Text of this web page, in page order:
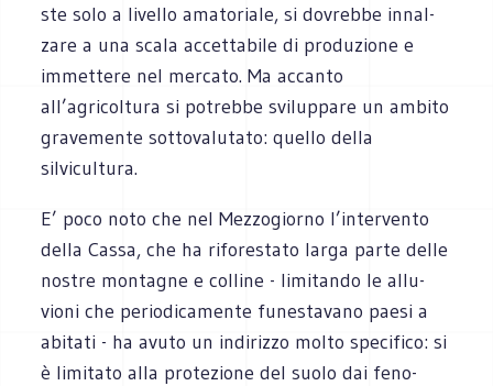
ste solo a livello ama­to­riale, si dovrebbe innal­
zare a una scala accet­ta­bile di pro­du­zione e
immet­tere nel mer­cato. Ma accanto
all’agricoltura si potrebbe svi­lup­pare un ambito
gra­ve­mente sot­to­va­lu­tato: quello della
silvicultura.
E’ poco noto che nel Mez­zo­giorno l’intervento
della Cassa, che ha rifo­re­stato larga parte delle
nostre mon­ta­gne e col­line - limi­tando le allu­
vioni che perio­di­ca­mente fune­sta­vano paesi a
abi­tati - ha avuto un indi­rizzo molto spe­ci­fico: si
è limi­tato alla pro­te­zione del suolo dai feno­